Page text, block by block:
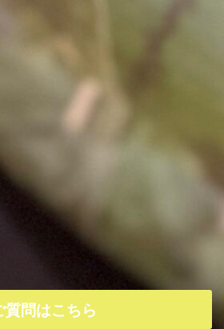
質問はこちら